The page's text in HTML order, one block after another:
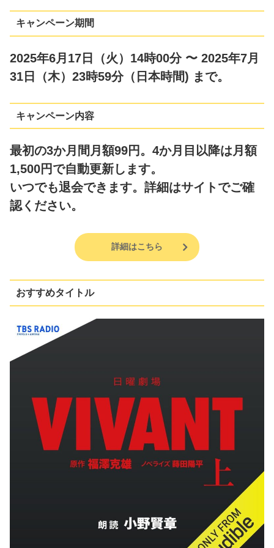
キャンペーン期間
2025年6月17日（火）14時00分 〜 2025年7月
31日（木）23時59分（日本時間) まで。
キャンペーン内容
最初の3か月間月額99円。4か月目以降は月額
1,500円で自動更新します。
いつでも退会できます。詳細はサイトでご確
認ください。
詳細はこちら
おすすめタイトル